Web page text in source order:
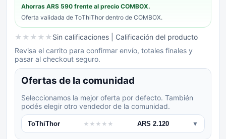
Ahorras ARS 590 frente al precio COMBOX.
Oferta validada de ToThiThor dentro de COMBOX.
★ ★ ★ ★ ★Sin calificaciones | Calificación del producto
Revisa el carrito para confirmar envío, totales finales y
pasar al checkout seguro.
Ofertas de la comunidad
Seleccionamos la mejor oferta por defecto. También
podés elegir otro vendedor de la comunidad.
ToThiThor ★ ★ ★ ★ ★ ARS 2.120 ▼